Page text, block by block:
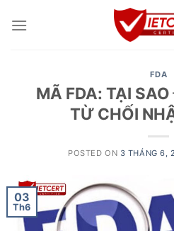
FDA
MÃ FDA: TẠI
TỪ CHỐI
POSTED ON 3 THÁNG 6,
03
Th6